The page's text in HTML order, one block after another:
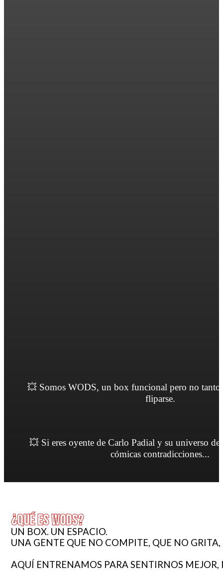
💥 Somos WODS, un box funcional pero no
fliparse.
💥 Si eres oyente de Carlo Padial y su universo
cómicas contradicciones...
¿QUÉ ES WODS?
UN BOX. UN ESPACIO.
UNA GENTE QUE NO COMPITE, QUE NO GRITA,
AQUÍ ENTRENAMOS PARA SENTIRNOS MEJOR,